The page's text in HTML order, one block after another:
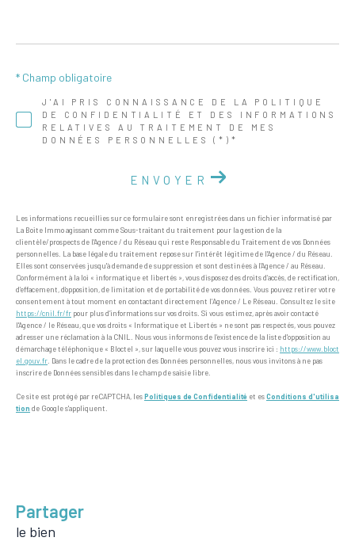
J'AI PRIS CONNAISSANCE DE LA POLITIQUE
DE CONFIDENTIALITÉ ET DES INFORMATIONS
RELATIVES AU TRAITEMENT DE MES
DONNÉES PERSONNELLES (*)*
* Champ obligatoire
ENVOYER
Les informations recueillies sur ce formulaire sont enregistrées dans un fichier informatisé par
La Boite Immo agissant comme Sous-traitant du traitement pour la gestion de la
clientèle/prospects de l'Agence / du Réseau qui reste Responsable du Traitement de vos Données
personnelles. La base légale du traitement repose sur l'intérêt légitime de l'Agence / du Réseau.
Elles sont conservées jusqu'à demande de suppression et sont destinées à l'Agence / au Réseau.
Conformément à la loi « informatique et libertés », vous disposez des droits d’accès, de rectification,
d’effacement, d’opposition, de limitation et de portabilité de vos données. Vous pouvez retirer votre
consentement à tout moment en contactant directement l’Agence / Le Réseau. Consultez le site
https://cnil.fr/fr pour plus d’informations sur vos droits. Si vous estimez, après avoir contacté
l'Agence / le Réseau, que vos droits « Informatique et Libertés » ne sont pas respectés, vous pouvez
adresser une réclamation à la CNIL. Nous vous informons de l’existence de la liste d'opposition au
démarchage téléphonique « Bloctel », sur laquelle vous pouvez vous inscrire ici : https://www.bloct
el.gouv.fr . Dans le cadre de la protection des Données personnelles, nous vous invitons à ne pas
inscrire de Données sensibles dans le champ de saisie libre.
Ce site est protégé par reCAPTCHA, lesPolitiques de Confidentialité et esConditions d'utilisa
tion de Google s'appliquent.
partager
le bien